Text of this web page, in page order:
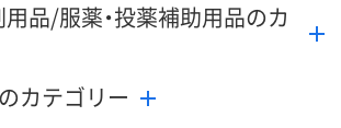
品/服薬・投薬補助用品のカ
カテゴリー